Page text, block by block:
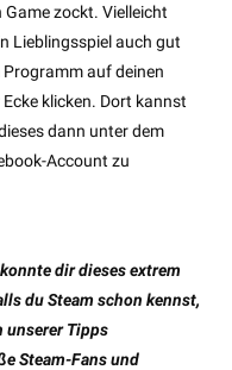
Game zockt. Vielleicht
Lieblingsspiel auch gut
auf deinen
klicken. Dort kannst
dann unter dem
Account zu
dir dieses extrem
du Steam schon kennst,
Tipps
Steam-Fans und